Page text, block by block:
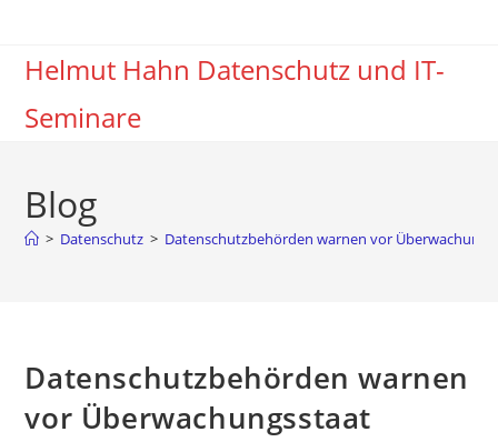
springenHelmut Hahn Datenschutz und IT-
Seminare
Blog
> Datenschutz > Datenschutzbehörden warnen vor
Datenschutzbehörden warnen
vor Überwachungsstaat